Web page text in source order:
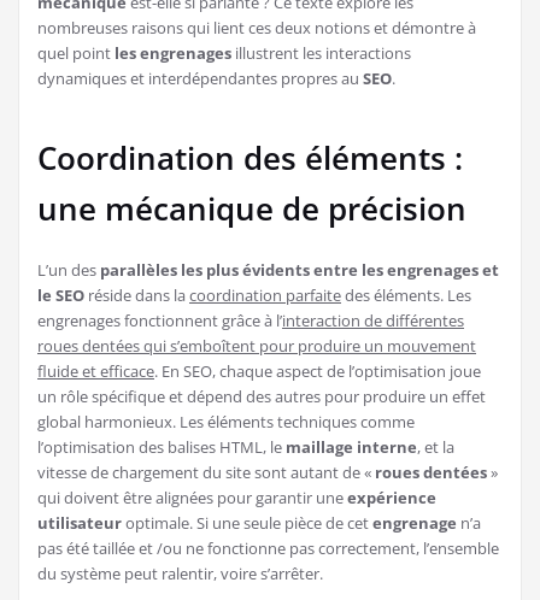
nombreuses raisons qui lient ces deux notions et démontre à
quel point les engrenages illustrent les interactions
dynamiques et interdépendantes propres au SEO.
Coordination des éléments :
une mécanique de précision
L’un des parallèles les plus évidents entre les engrenages et
le SEO réside dans lacoordination parfaitedes éléments. Les
engrenages fonctionnent grâce à l’interaction de différentes
roues dentées qui s’emboîtent pour produire un mouvement
fluide et efficace. En SEO, chaque aspect de l’optimisation joue
un rôle spécifique et dépend des autres pour produire un effet
global harmonieux. Les éléments techniques comme
l’optimisation des balises HTML, le maillage interne, et la
vitesse de chargement du site sont autant de « roues dentées»
qui doivent être alignées pour garantir uneexpérience
utilisateuroptimale. Si une seule pièce de cetengrenage n’a
pas été taillée et /ou ne fonctionne pas correctement, l’ensemble
du système peut ralentir, voire s’arrêter.